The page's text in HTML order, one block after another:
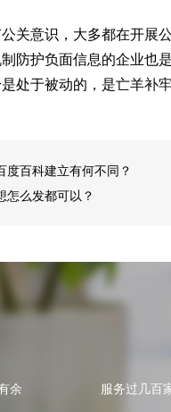
关意识，大多都在开展
防护负面信息的企业也
处于被动的，是亡羊补
度百科建立有何不同？
怎么发都可以？
余 服务过几百